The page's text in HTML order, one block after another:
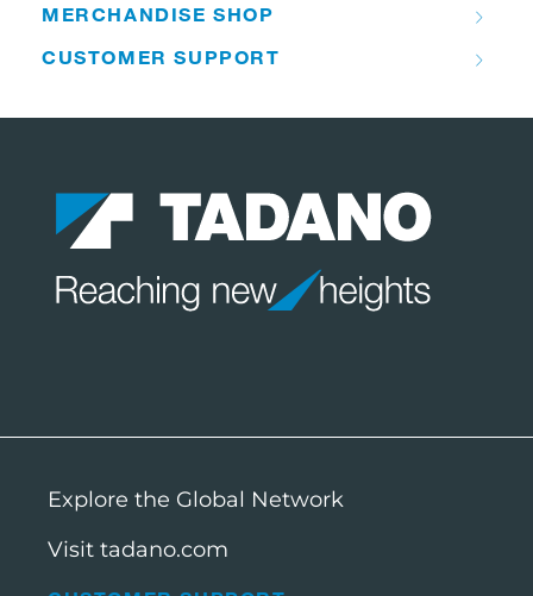
MERCHANDISE SHOP
CUSTOMER SUPPORT
Explore the Global Network
Visit tadano.com